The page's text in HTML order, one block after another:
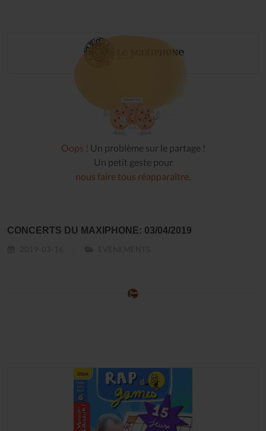
Oops ! Un problème sur le partage !
Un petit geste pour
nous faire tous réapparaître
CONCERTS DU MAXIPHONE: 03/04/2019